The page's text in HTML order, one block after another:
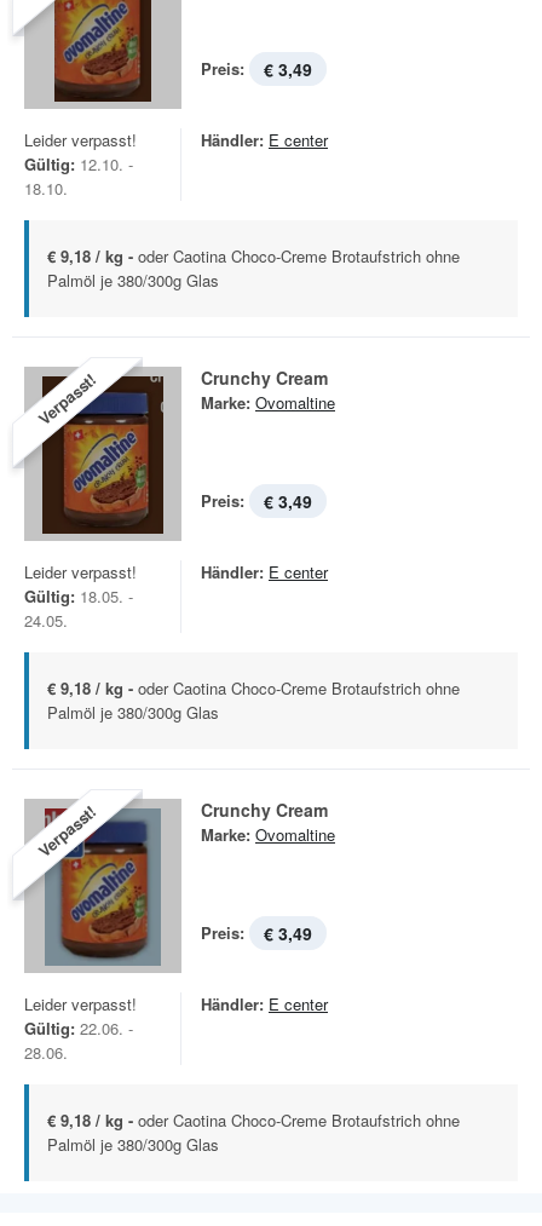
Preis: € 3,49
Leider verpasst!
Gültig: 12.10. -
18.10.
Händler: E center
€ 9,18 / kg - oder Caotina Choco-Creme Brotaufstrich ohne
Palmöl je 380/300g Glas
Verpasst! Crunchy Cream
Marke: Ovomaltine
Preis: € 3,49
Leider verpasst!
Gültig: 18.05. -
24.05.
Händler: E center
€ 9,18 / kg - oder Caotina Choco-Creme Brotaufstrich ohne
Palmöl je 380/300g Glas
Verpasst! Crunchy Cream
Marke: Ovomaltine
Preis: € 3,49
Leider verpasst!
Gültig: 22.06. -
28.06.
Händler: E center
€ 9,18 / kg - oder Caotina Choco-Creme Brotaufstrich ohne
Palmöl je 380/300g Glas